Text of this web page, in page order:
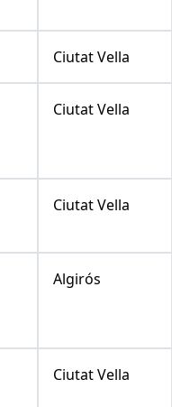
Ciutat Vella
Ciutat Vella
Ciutat Vella
Algirós
Ciutat Vella